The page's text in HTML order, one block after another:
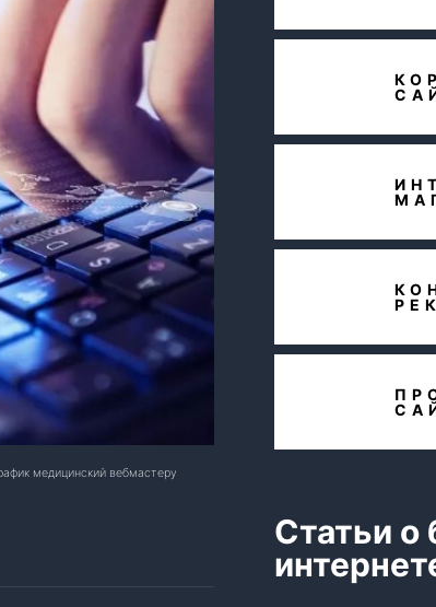
медицинский вебмастеру
Статьи о